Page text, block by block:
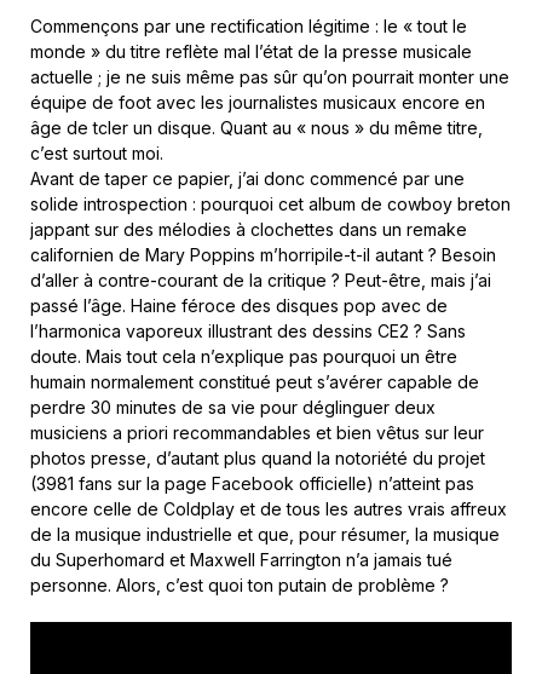
Commençons par une rectification légitime : le « tout le
monde » du titre reflète mal l’état de la presse musicale
actuelle ; je ne suis même pas sûr qu’on pourrait monter une
équipe de foot avec les journalistes musicaux encore en
âge de tcler un disque. Quant au « nous » du même titre,
c’est surtout moi.
Avant de taper ce papier, j’ai donc commencé par une
solide introspection : pourquoi cet album de cowboy breton
jappant sur des mélodies à clochettes dans un remake
californien de Mary Poppins m’horripile-t-il autant ? Besoin
d’aller à contre-courant de la critique ? Peut-être, mais j’ai
passé l’âge. Haine féroce des disques pop avec de
l’harmonica vaporeux illustrant des dessins CE2 ? Sans
doute. Mais tout cela n’explique pas pourquoi un être
humain normalement constitué peut s’avérer capable de
perdre 30 minutes de sa vie pour déglinguer deux
musiciens a priori recommandables et bien vêtus sur leur
photos presse, d’autant plus quand la notoriété du projet
(3981 fans sur la page Facebook officielle) n’atteint pas
encore celle de Coldplay et de tous les autres vrais affreux
de la musique industrielle et que, pour résumer, la musique
du Superhomard et Maxwell Farrington n’a jamais tué
personne. Alors, c’est quoi ton putain de problème ?